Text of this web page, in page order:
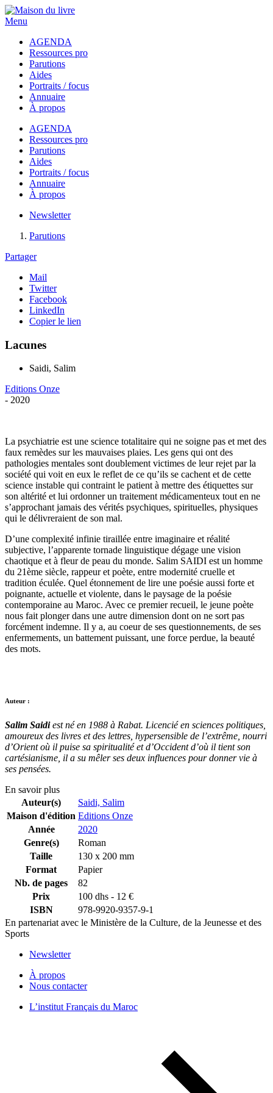
Menu
AGENDA
Ressources pro
Parutions
Aides
Portraits / focus
Annuaire
À propos
AGENDA
Ressources pro
Parutions
Aides
Portraits / focus
Annuaire
À propos
Newsletter
Parutions
Partager
Mail
Twitter
Facebook
LinkedIn
Copier le lien
Lacunes
Saidi, Salim
Editions Onze
- 2020
La psychiatrie est une science totalitaire qui ne soigne pas et met des
faux remèdes sur les mauvaises plaies. Les gens qui ont des
pathologies mentales sont doublement victimes de leur rejet par la
société qui voit en eux le reflet de ce qu’ils se cachent et de cette
science instable qui contraint le patient à mettre des étiquettes sur
son altérité et lui ordonner un traitement médicamenteux tout en ne
s’approchant jamais des vérités psychiques, spirituelles, physiques
qui le délivreraient de son mal.
D’une complexité infinie tiraillée entre imaginaire et réalité
subjective, l’apparente tornade linguistique dégage une vision
chaotique et à fleur de peau du monde. Salim SAIDI est un homme
du 21ème siècle, rappeur et poète, entre modernité cruelle et
tradition éculée. Quel étonnement de lire une poésie aussi forte et
poignante, actuelle et violente, dans le paysage de la poésie
contemporaine au Maroc. Avec ce premier recueil, le jeune poète
nous fait plonger dans une autre dimension dont on ne sort pas
forcément indemne. Il y a, au coeur de ses questionnements, de ses
enfermements, un battement puissant, une force perdue, la beauté
des mots.
Auteur :
Salim Saidiest né en 1988 à Rabat. Licencié en sciences politiques,
amoureux des livres et des lettres, hypersensible de l’extrême, nourri
d’Orient où il puise sa spiritualité et d’Occident d’où il tient son
cartésianisme, il a su mêler ses deux influences pour donner vie à
ses pensées.
En savoir plus
Auteur(s)
Saidi, Salim
Maison d'édition Editions Onze
Année
2020
Genre(s)
Roman
Taille
130 x 200 mm
Format
Papier
Nb. de pages
82
Prix
100 dhs - 12 €
ISBN
978-9920-9357-9-1
En partenariat avec le Ministère de la Culture, de la Jeunesse et des
Sports
Newsletter
À propos
Nous contacter
L’institut Français du Maroc